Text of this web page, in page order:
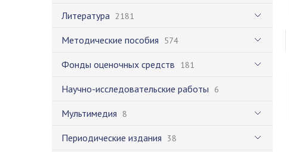
Литература 2181
Методические пособия 574
Фонды оценочных средств 181
Научно-исследовательские работы 6
Мультимедия 8
Периодические издания 38